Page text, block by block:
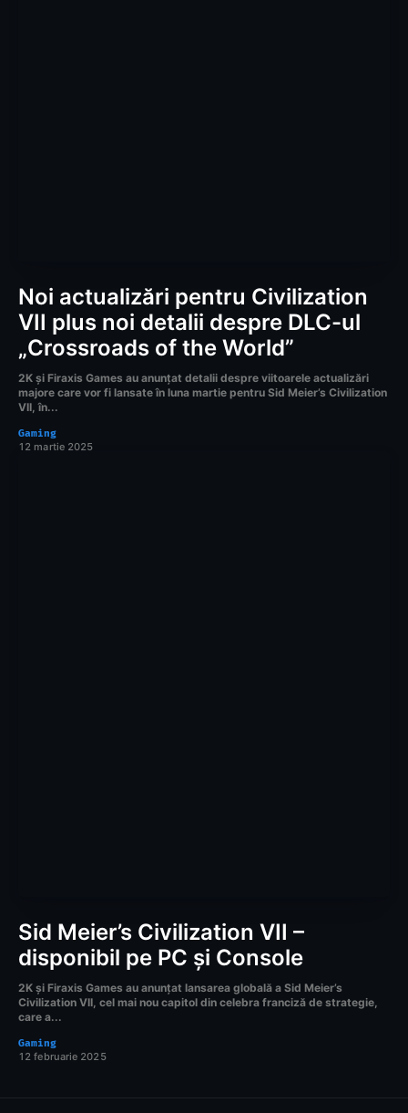
Noi actualizări pentru Civilization
VII plus noi detalii despre DLC-ul
„Crossroads of the World”
2K și Firaxis Games au anunțat detalii despre viitoarele actualizări
majore care vor fi lansate în luna martie pentru Sid Meier’s Civilization
VII, în...
Gaming
12 martie 2025
Sid Meier’s Civilization VII –
disponibil pe PC și Console
2K și Firaxis Games au anunțat lansarea globală a Sid Meier’s
Civilization VII, cel mai nou capitol din celebra franciză de strategie,
care a...
Gaming
12 februarie 2025